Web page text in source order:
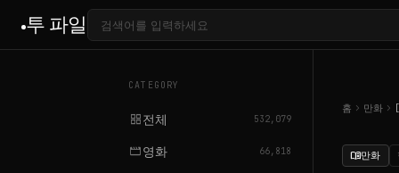
투 파일
CATEGORY
grid_view전체 532,079
movie영화 66,818
홈 chevron_right 만화 chevron_right
menu_book만화